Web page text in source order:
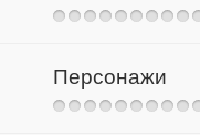
Персонажи